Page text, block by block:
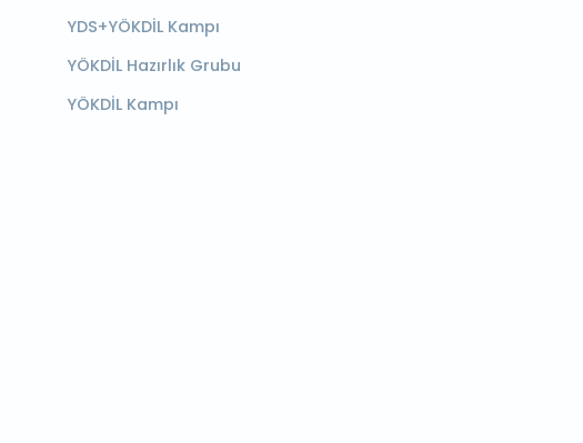
YDS+YÖKDİL Kampı
YÖKDİL Hazırlık Grubu
YÖKDİL Kampı